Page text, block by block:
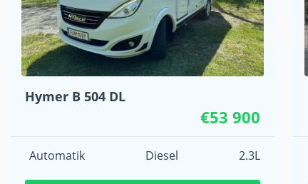
Hymer B 504 DL
€53 900
Automatik Diesel 2.3L